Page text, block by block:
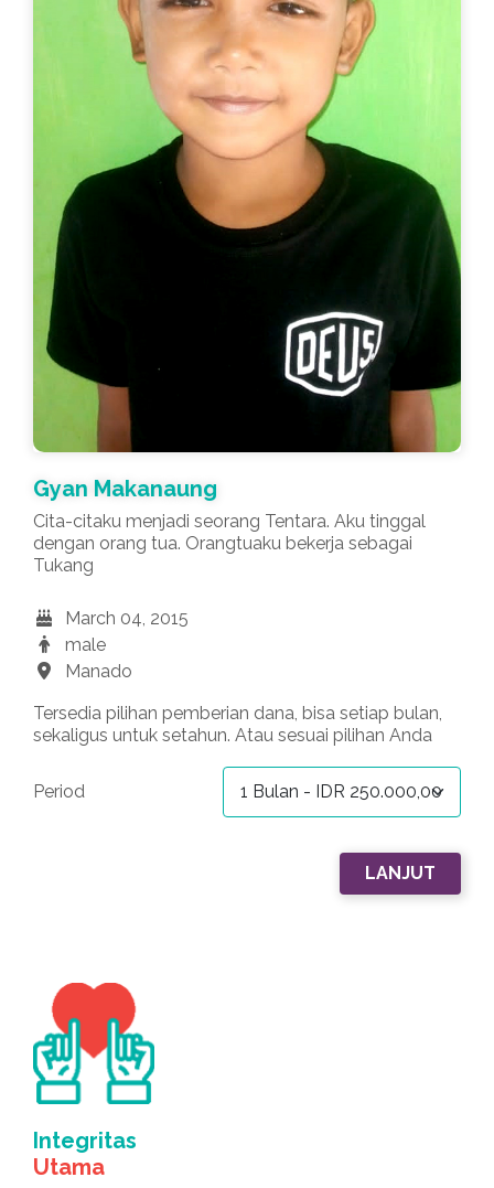
Gyan Makanaung
Cita-citaku menjadi seorang Tentara. Aku tinggal
dengan orang tua. Orangtuaku bekerja sebagai
Tukang
March 04, 2015
male
Manado
Tersedia pilihan pemberian dana, bisa setiap bulan,
sekaligus untuk setahun. Atau sesuai pilihan Anda
Period
Integritas
Utama